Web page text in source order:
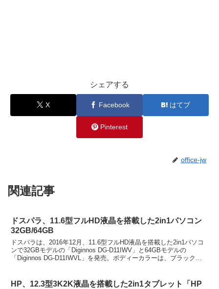
シェアする
X Facebook はてブ
Pinterest
office-jw
関連記事
ドスパラ、11.6型フルHD液晶を搭載した2in1パソコン
32GB/64GB
ドスパラは、2016年12月、11.6型フルHD液晶を搭載した2in1パソコ
ンで32GBモデルの「Diginnos DG-D11IWV」と64GBモデルの
「Diginnos DG-D11IWVL」を発売。ボディーカラーは、ブラック。
HP、12.3型3K2K液晶を搭載した2in1タブレット「HP